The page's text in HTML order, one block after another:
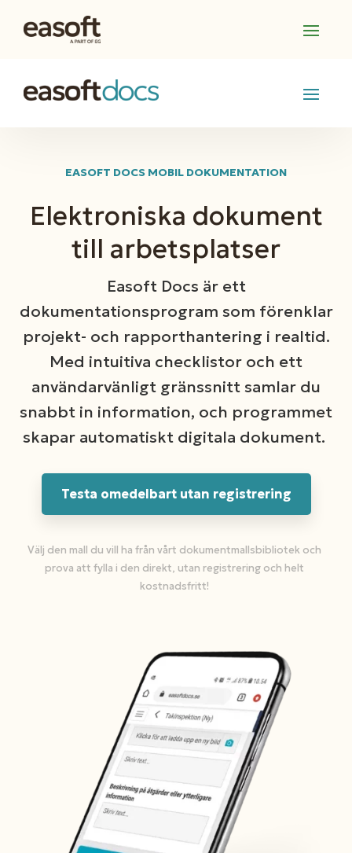
EASOFT DOCS MOBIL DOKUMENTATION
Elektroniska dokument
till arbetsplatser
Easoft Docs är ett
dokumentationsprogram som förenklar
projekt- och rapporthantering i realtid.
Med intuitiva checklistor och ett
användarvänligt gränssnitt samlar du
snabbt in information, och programmet
skapar automatiskt digitala dokument.
Testa omedelbart utan registrering
Välj den mall du vill ha från vårt dokumentmallsbibliotek och
prova att fylla i den direkt, utan registrering och helt
kostnadsfritt!